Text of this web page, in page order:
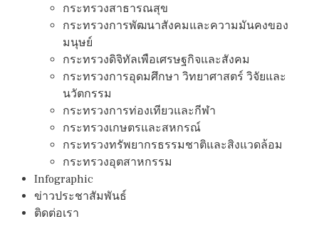
กระทรวงสาธารณสุข
กระทรวงการพัฒนาสังคมและความมันคงของ
มนุษย์
กระทรวงดิจิทัลเพือเศรษฐกิจและสังคม
กระทรวงการอุดมศึกษา วิทยาศาสตร์ วิจัยและ
นวัตกรรม
กระทรวงการท่องเทียวและกีฬา
กระทรวงเกษตรและสหกรณ์
กระทรวงทรัพยากรธรรมชาติและสิงแวดล้อม
กระทรวงอุตสาหกรรม
Infographic
ข่าวประชาสัมพันธ์
ติดต่อเรา